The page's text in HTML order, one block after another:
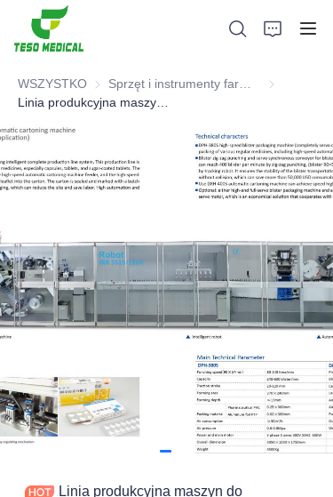
WSZYSTKO
Sprzęt i
Linia produkcyjna maszyn do
Wiadomości i przypadki współpracy
Bazy produkcyjne i procesy